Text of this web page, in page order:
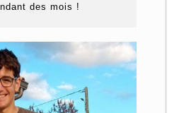
des mois !